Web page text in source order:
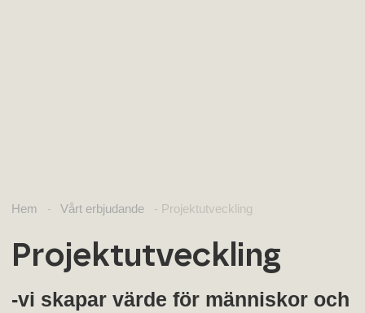
Hem - Vårt erbjudande - Projektutveckling
Projektutveckling
-vi skapar värde för människor och